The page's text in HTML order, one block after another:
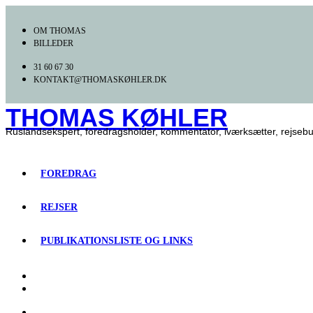
indholdOM THOMAS
BILLEDER
31 60 67 30
KONTAKT@THOMASKØHLER.DK
THOMAS KØHLER
Ruslandsekspert, foredragsholder, kommentator, iværksætter,
FOREDRAG
REJSER
PUBLIKATIONSLISTE OG LINKS